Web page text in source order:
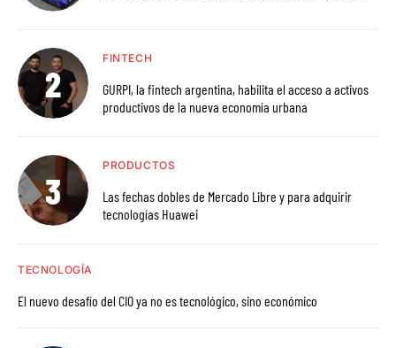
FINTECH
GURPI, la fintech argentina, habilita el acceso a activos
productivos de la nueva economía urbana
PRODUCTOS
Las fechas dobles de Mercado Libre y para adquirir
tecnologías Huawei
TECNOLOGÍA
El nuevo desafío del CIO ya no es tecnológico, sino económico